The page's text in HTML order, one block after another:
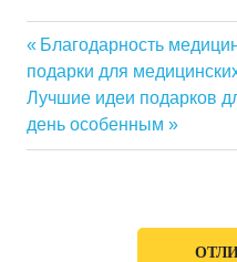
Навигация
по
Previous
Post:
Благодарность
подарки для
Next
Post:
Лучшие идеи подарков
день особенным